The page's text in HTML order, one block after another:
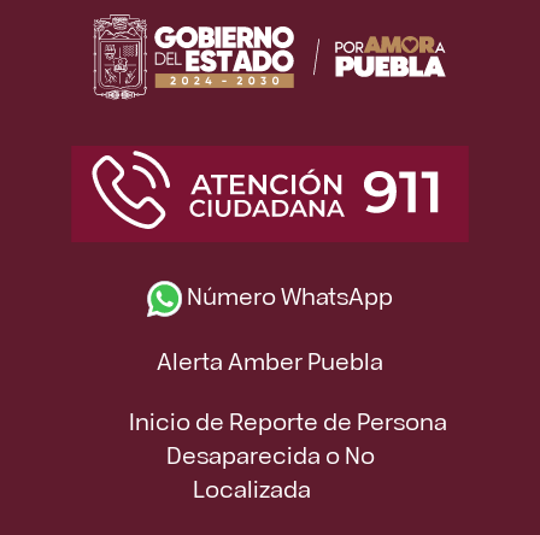
Número WhatsApp
Alerta Amber Puebla
Inicio de Reporte de Persona
Desaparecida o No
Localizada